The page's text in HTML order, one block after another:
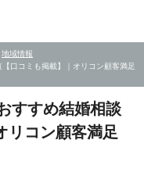
地域情報
口コミも掲載】｜オリコン顧客満足
すすめ結婚相談
リコン顧客満足